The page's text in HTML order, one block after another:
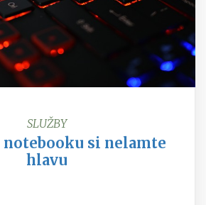
SLUŽBY
notebooku si nelamte
hlavu